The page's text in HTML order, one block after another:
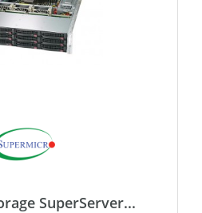
SuperServer...